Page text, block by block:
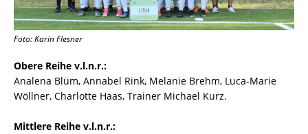
Foto: Karin Flesner
Obere Reihe v.l.n.r.:
Analena Blüm, Annabel Rink, Melanie Brehm, Luca-Marie
Wöllner, Charlotte Haas, Trainer Michael Kurz.
Mittlere Reihe v.l.n.r.: